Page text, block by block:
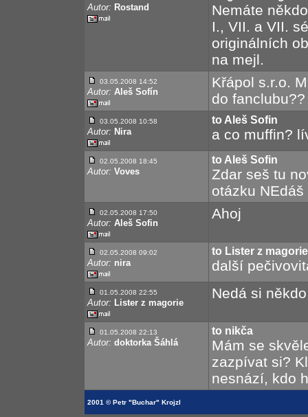
Autor: Rostand
Nemáte
I., VII. a VII.
originálních
na mejl.
03.05.2008 14:52
Autor: Aleš Sofín
Křápol s.r.o.
do fanclubu??
03.05.2008 10:58
Autor: Nira
to Aleš Sofin
a co muffin?
02.05.2008 18:45
Autor: Voves
to Aleš Sofin
Zdar seš tu
otázku
02.05.2008 17:50
Autor: Aleš Sofin
Ahoj
02.05.2008 09:02
Autor: nira
to Lister z magorie
další
01.05.2008 22:55
Autor: Lister z magorie
Nedá si
01.05.2008 22:13
Autor: doktorka Šáhlá
to nikča
Mám se
zazpívat si?
nesnází, kdo
2001 © Petr "Buchar" Krojzl